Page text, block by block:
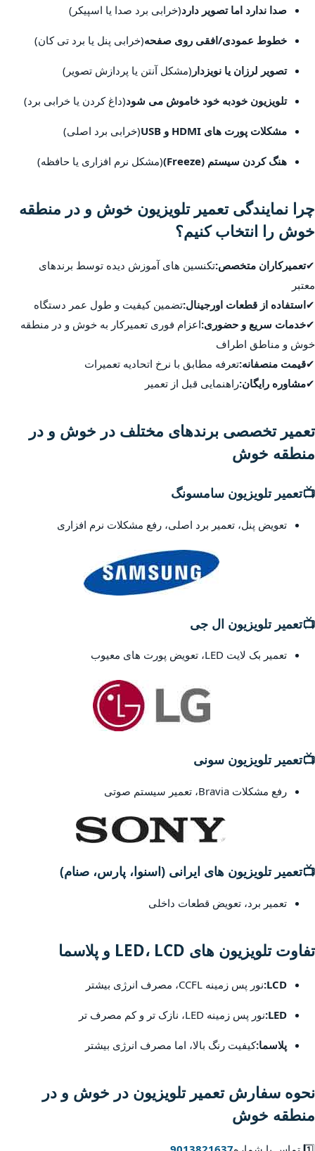
صدا ندارد اما تصویر دارد(خرابی برد صدا یا اسپیکر)
خطوط عمودی/افقی روی صفحه(خرابی پنل یا برد تی کان)
تصویر لرزان یا نویزدار (مشکل آنتن یا پردازش تصویر)
تلویزیون خودبه خود خاموش می شود(داغ کردن یا خرابی برد)
مشکلات پورت های HDMI و USB (خرابی برد اصلی)
هنگ کردن سیستم (Freeze) (مشکل نرم افزاری یا حافظه)
چرا نمایندگی تعمیر تلویزیون خوش و در منطقه
خوش را انتخاب کنیم؟
✔تعمیرکاران متخصص:تکنسین های آموزش دیده توسط برندهای
معتبر
✔استفاده از قطعات اورجینال:تضمین کیفیت و طول عمر دستگاه
✔خدمات سریع و حضوری:اعزام فوری تعمیرکار به خوش و در منطقه
خوش و مناطق اطراف
✔قیمت منصفانه:تعرفه مطابق با نرخ اتحادیه تعمیرات
✔مشاوره رایگان:راهنمایی قبل از تعمیر
تعمیر تخصصی برندهای مختلف در خوش و در
منطقه خوش
📺تعمیر تلویزیون سامسونگ
تعویض پنل، تعمیر برد اصلی، رفع مشکلات نرم افزاری
📺تعمیر تلویزیون ال جی
تعمیر بک لایت LED، تعویض پورت های معیوب
📺تعمیر تلویزیون سونی
رفع مشکلات Bravia، تعمیر سیستم صوتی
📺تعمیر تلویزیون های ایرانی (اسنوا، پارس، صنام)
تعمیر برد، تعویض قطعات داخلی
تفاوت تلویزیون های LED، LCD و پلاسما
LCD: نور پس زمینه CCFL، مصرف انرژی بیشتر
LED: نور پس زمینه LED، نازک تر و کم مصرف تر
پلاسما:کیفیت رنگ بالا، اما مصرف انرژی بیشتر
نحوه سفارش تعمیر تلویزیون در خوش و در
منطقه خوش